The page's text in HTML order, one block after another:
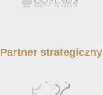
Partner strategiczny